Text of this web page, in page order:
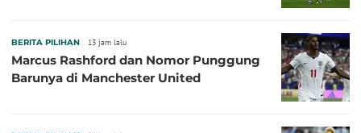
BERITA PILIHAN 13 jam lalu
Marcus Rashford dan Nomor Punggung
Barunya di Manchester United